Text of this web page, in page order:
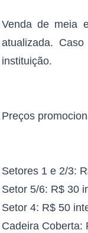
Venda de meia
atualizada.
instituição.
Preços
Setores 1 e 2/3:
Setor 5/6: R$ 30
Setor 4: R$ 50
Cadeira Coberta: